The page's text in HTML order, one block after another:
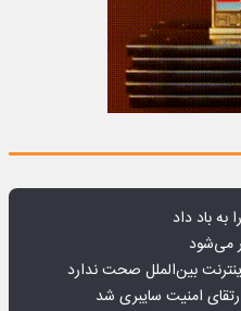
به باد داد
می‌شود
امنیت سایبری شد